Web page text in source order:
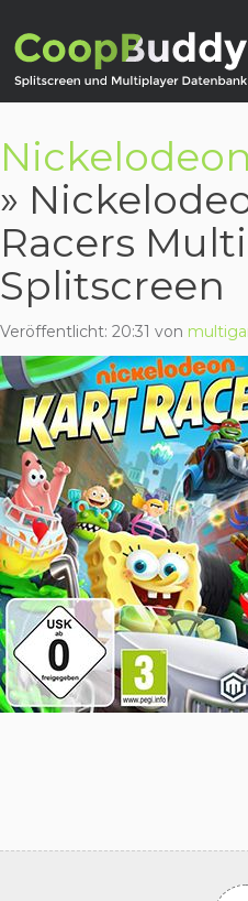
»
Racers
Splitscreen
Veröffentlicht: 20:31 von